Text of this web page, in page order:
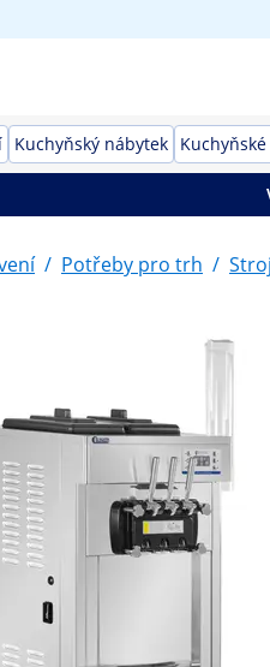
Kuchyňský nábytek
/ Potřeby pro trh /